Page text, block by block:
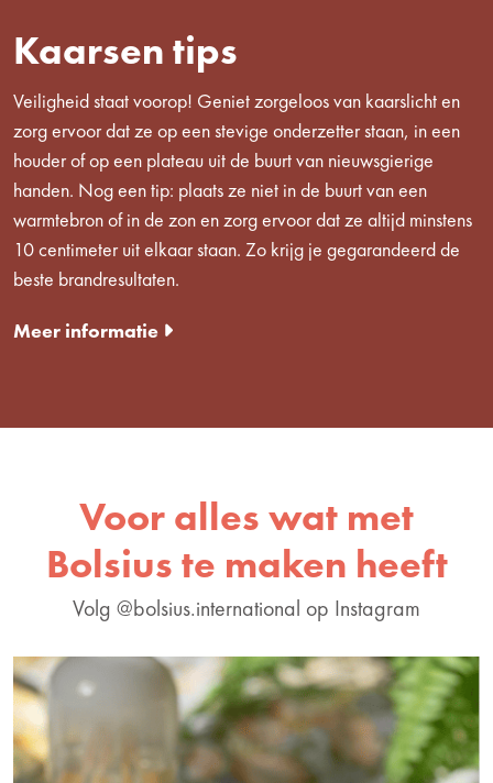
Kaarsen tips
Veiligheid staat voorop! Geniet zorgeloos van kaarslicht en
zorg ervoor dat ze op een stevige onderzetter staan, in een
houder of op een plateau uit de buurt van nieuwsgierige
handen. Nog een tip: plaats ze niet in de buurt van een
warmtebron of in de zon en zorg ervoor dat ze altijd minstens
10 centimeter uit elkaar staan. Zo krijg je gegarandeerd de
beste brandresultaten.
Meer informatie
Voor alles wat met
Bolsius te maken heeft
Volg @bolsius.international op Instagram